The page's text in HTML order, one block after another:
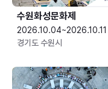
수원화성문화제
2026.10.04~2026.10.11
경기도 수원시